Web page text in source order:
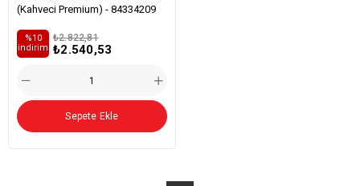
(Kahveci Premium) - 84334209
₺2.540,53
₺2.822,81
%10
i̇ndirim
Sepete Ekle